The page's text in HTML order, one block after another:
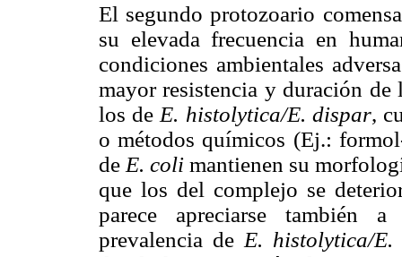
El segundo protozoario
su elevada frecuencia en
condiciones ambientales
mayor resistencia y duración
los de E. histolytica/E. dispar,
o métodos químicos (Ej.:
de E. coli mantienen su
que los del complejo se
parece apreciarse también
prevalencia deE. histolytica/